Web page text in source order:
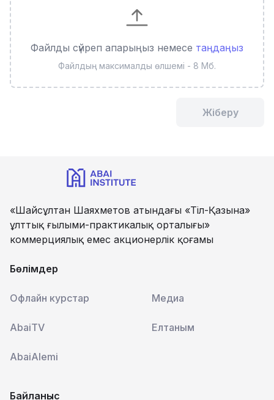
Файлды сүйреп апарыңыз немесе таңдаңыз
Файлдың максималды өлшемі - 8 Мб.
Жіберу
«Шайсұлтан Шаяхметов атындағы «Тіл-Қазына»
ұлттық ғылыми-практикалық орталығы»
коммерциялық емес акционерлік қоғамы
Бөлімдер
Офлайн курстар Медиа
AbaiTV Елтаным
AbaiAlemi
Байланыс